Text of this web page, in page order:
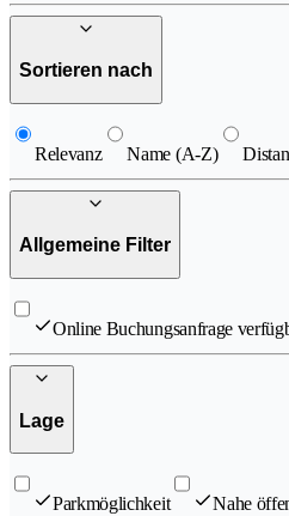
Sortieren nach
Relevanz Name (A-Z)
Allgemeine Filter
Online Buchungsanfrage
Lage
Parkmöglichkeit Nahe